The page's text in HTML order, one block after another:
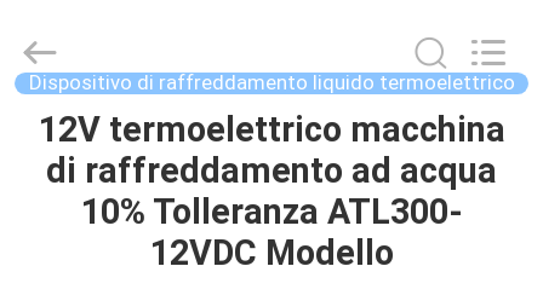
CASA
PRODOTTI
Electronics
(Guangzhou)
Co.,
Ltd.. Dispositivo di raffreddamento liquido termoelettrico
12V termoelettrico macchina
di raffreddamento ad acqua
10% Tolleranza ATL300-
12VDC Modello